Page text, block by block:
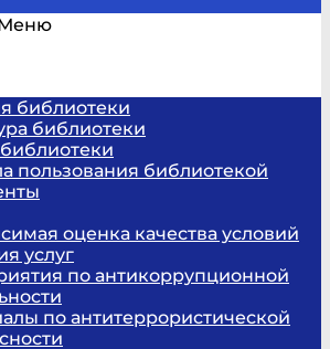
библиотеки
библиотеки
пользования библиотекой
оценка качества условий
услуг
по антикоррупционной
по антитеррористической